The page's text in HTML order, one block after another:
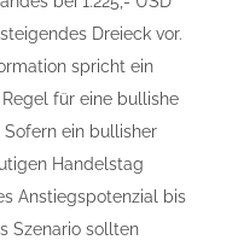
Dreieck vor.
spricht ein
für eine bullishe
ein bullisher
Handelstag
Anstiegspotenzial bis
Szenario sollten